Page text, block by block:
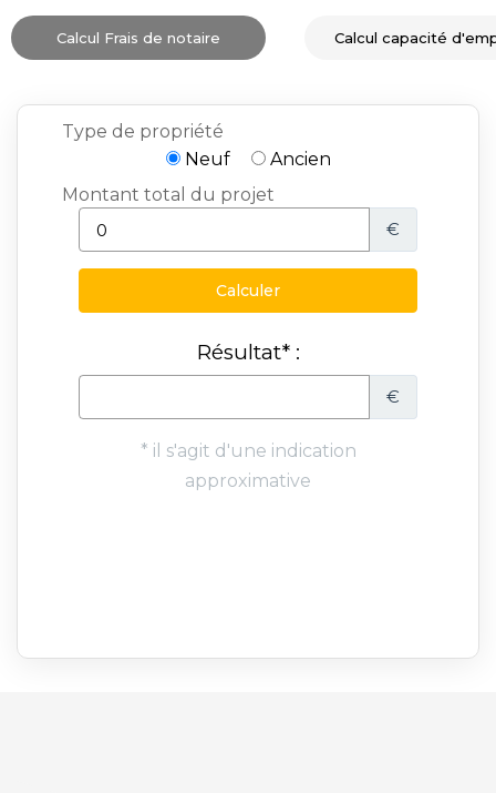
Calcul Frais de notaire Calcul capacité